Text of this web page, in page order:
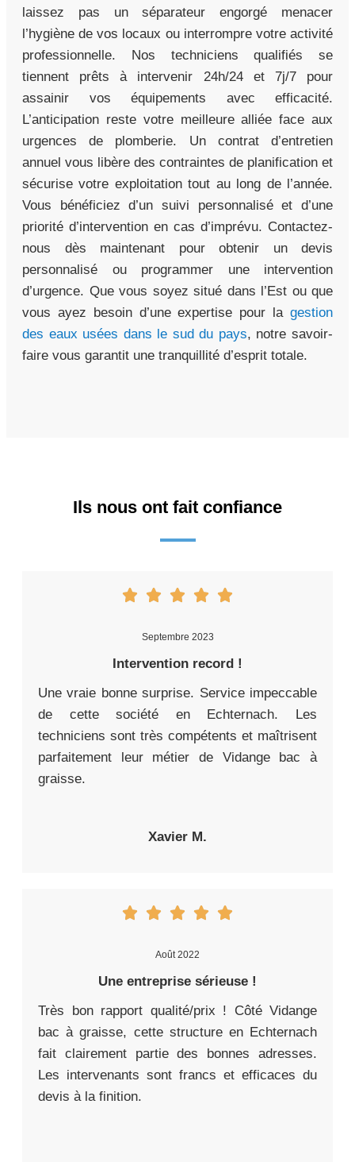
laissez pas un séparateur engorgé menacer
l’hygiène de vos locaux ou interrompre votre activité
professionnelle. Nos techniciens qualifiés se
tiennent prêts à intervenir 24h/24 et 7j/7 pour
assainir vos équipements avec efficacité.
L’anticipation reste votre meilleure alliée face aux
urgences de plomberie. Un contrat d’entretien
annuel vous libère des contraintes de planification et
sécurise votre exploitation tout au long de l’année.
Vous bénéficiez d’un suivi personnalisé et d’une
priorité d’intervention en cas d’imprévu. Contactez-
nous dès maintenant pour obtenir un devis
personnalisé ou programmer une intervention
d’urgence. Que vous soyez situé dans l’Est ou que
vous ayez besoin d’une expertise pour la gestion
des eaux usées dans le sud du pays, notre savoir-
faire vous garantit une tranquillité d’esprit totale.
Ils nous ont fait confiance
Septembre 2023
Intervention record !
Une vraie bonne surprise. Service impeccable
de cette société en Echternach. Les
techniciens sont très compétents et maîtrisent
parfaitement leur métier de Vidange bac à
graisse.
Xavier M.
Août 2022
Une entreprise sérieuse !
Très bon rapport qualité/prix ! Côté Vidange
bac à graisse, cette structure en Echternach
fait clairement partie des bonnes adresses.
Les intervenants sont francs et efficaces du
devis à la finition.